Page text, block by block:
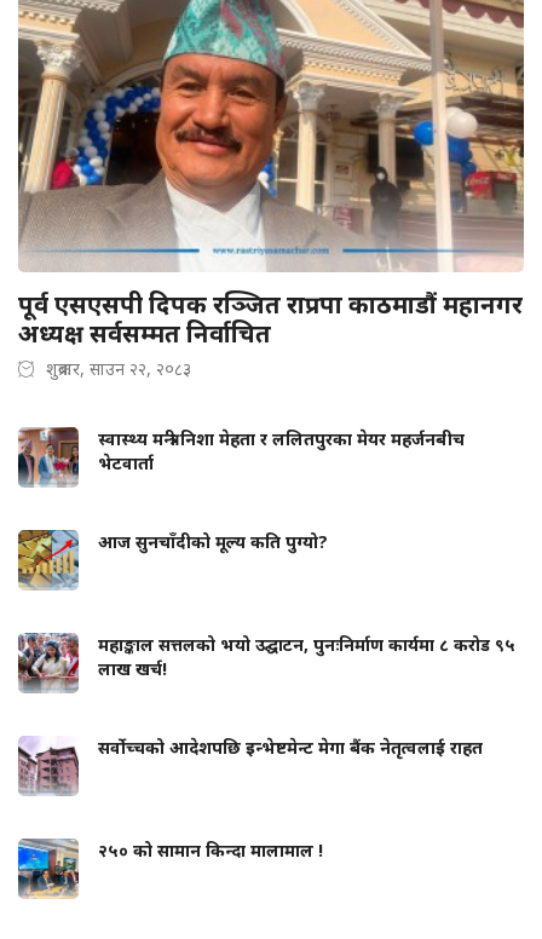
पूर्व एसएसपी दिपक रञ्जित राप्रपा काठमाडौं महानगर
अध्यक्ष सर्वसम्मत निर्वाचित
शुक्रबार, साउन २२, २०८३
स्वास्थ्य मन्त्री निशा मेहता र ललितपुरका मेयर महर्जनबीच
भेटवार्ता
आज सुनचाँदीको मूल्य कति पुग्यो?
महाङ्काल सत्तलको भयो उद्घाटन, पुनःनिर्माण कार्यमा ८ करोड ९५
लाख खर्च!
सर्वोच्चको आदेशपछि इन्भेष्टमेन्ट मेगा बैंक नेतृत्वलाई राहत
२५० को सामान किन्दा मालामाल !